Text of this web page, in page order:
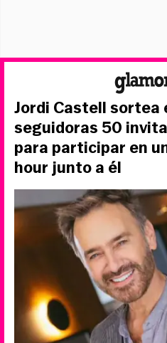
Jordi Castell sortea
seguidoras 50
para participar en
hour junto a él